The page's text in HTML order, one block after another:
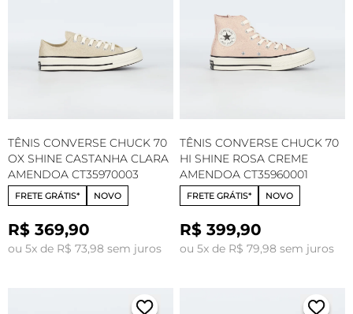
TÊNIS CONVERSE CHUCK 70
OX SHINE CASTANHA CLARA
AMENDOA CT35970003
FRETE GRÁTIS* NOVO
R$ 369,90
ou 5x de R$ 73,98 sem juros
TÊNIS CONVERSE CHUCK 70
HI SHINE ROSA CREME
AMENDOA CT35960001
FRETE GRÁTIS* NOVO
R$ 399,90
ou 5x de R$ 79,98 sem juros